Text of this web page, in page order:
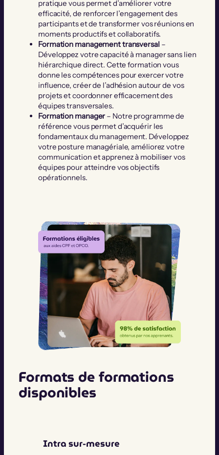
pratique vous permet d’améliorer votre
efficacité, de renforcer l’engagement des
participants et de transformer vos réunions en
moments productifs et collaboratifs.
Formation management transversal –
Développez votre capacité à manager sans lien
hiérarchique direct. Cette formation vous
donne les compétences pour exercer votre
influence, créer de l’adhésion autour de vos
projets et coordonner efficacement des
équipes transversales.
Formation manager – Notre programme de
référence vous permet d’acquérir les
fondamentaux du management. Développez
votre posture managériale, améliorez votre
communication et apprenez à mobiliser vos
équipes pour atteindre vos objectifs
opérationnels.
Formats de formations
disponibles
Intra sur-mesure